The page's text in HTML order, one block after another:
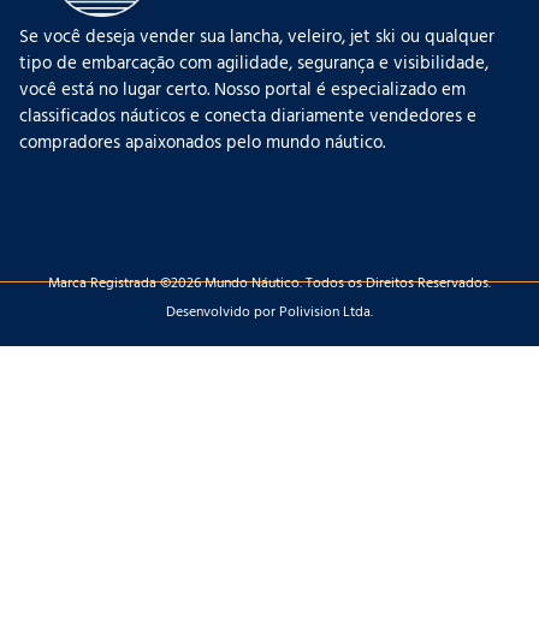
Se você deseja vender sua lancha, veleiro, jet ski ou qualquer
tipo de embarcação com agilidade, segurança e visibilidade,
você está no lugar certo. Nosso portal é especializado em
classificados náuticos e conecta diariamente vendedores e
compradores apaixonados pelo mundo náutico.
Marca Registrada ©2026 Mundo Náutico. Todos os Direitos Reservados.
Desenvolvido por Polivision Ltda.